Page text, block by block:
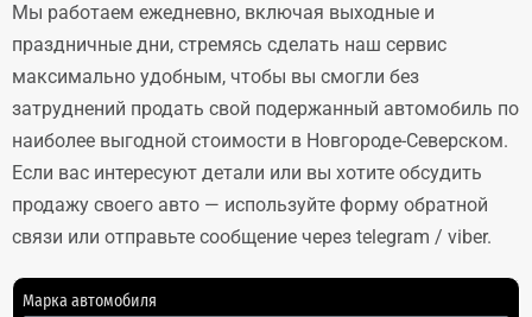
Мы работаем ежедневно, включая выходные и
праздничные дни, стремясь сделать наш сервис
максимально удобным, чтобы вы смогли без
затруднений продать свой подержанный автомобиль по
наиболее выгодной стоимости в Новгороде-Северском.
Если вас интересуют детали или вы хотите обсудить
продажу своего авто — используйте форму обратной
связи или отправьте сообщение через telegram / viber.
Марка автомобиля